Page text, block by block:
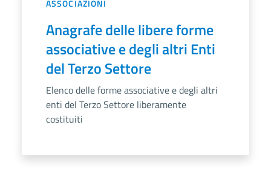
ASSOCIAZIONI
Anagrafe delle libere forme
associative e degli altri Enti
del Terzo Settore
Elenco delle forme associative e degli altri
enti del Terzo Settore liberamente
costituiti